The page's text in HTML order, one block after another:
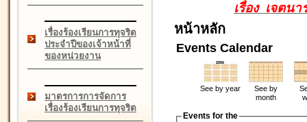
เรื่องร้องเรียนการทุจริต
ประจำปีของเจ้าหน้าที่
ของหน่วยงาน
มาตรการการจัดการ
เรื่องร้องเรียนการทุจริต
เรื่อง เจตน
หน้าหลัก
Events Calendar
See by year
See by
month
Events for the